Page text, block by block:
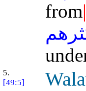
from|
5.
[49:5]